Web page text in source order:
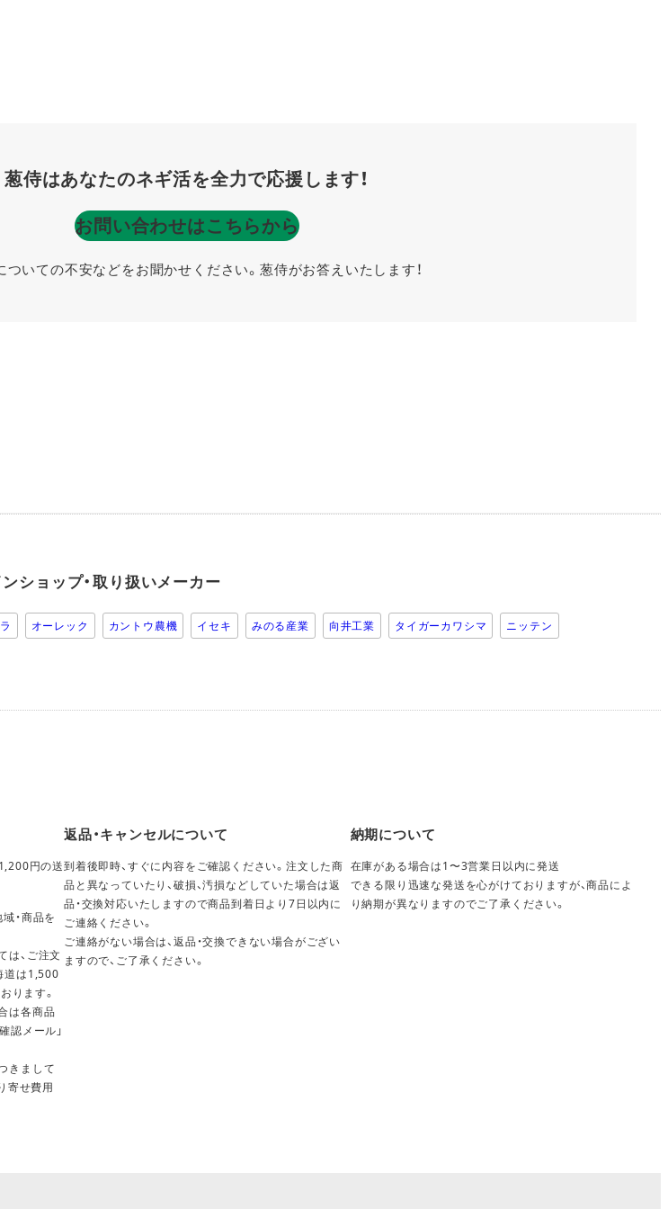
葱侍はあなたのネギ活を全力で応援します！
お問い合わせはこちらから
ついての不安などをお聞かせください。 葱侍がお答えいたします！
ショップ・取り扱いメーカー
オーレック カントウ農機 イセキ みのる産業 向井工業 タイガーカワシマ ニッテン
円の送
・商品を
は、ご注文
道は1,500
ります。
は各商品
認メール」
きまして
寄せ費用
返品・キャンセルについて
到着後即時、すぐに内容をご確認ください。注文した商
品と異なっていたり、破損、汚損などしていた場合は返
品・交換対応いたしますので商品到着日より7日以内に
ご連絡ください。
ご連絡がない場合は、返品・交換できない場合がござい
ますので、ご了承ください。
納期について
在庫がある場合は1〜3営業日以内に発送
できる限り迅速な発送を心がけておりますが、商品によ
り納期が異なりますのでご了承ください。